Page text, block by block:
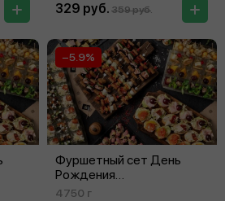
329 руб. 359 руб.
Фуршетный сет День
Рождения
на 21‑25 персон
−5.9%
4750 г